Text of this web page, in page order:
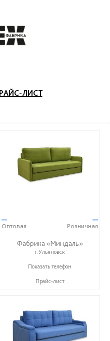
ЛИСТ
—
Оптовая
—
Розничная
Фабрика «Миндаль»
г.Ульяновск
+7 (927) 630-62-82
Показать телефон
Прайс-лист